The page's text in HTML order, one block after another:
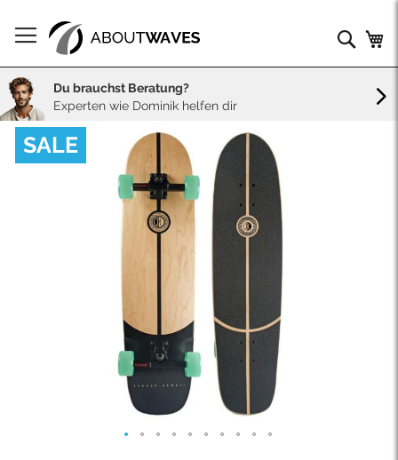
zum
Inhalt
Du brauchst Beratung?
Experten wie Dominik helfen dir
Skip
toSALE